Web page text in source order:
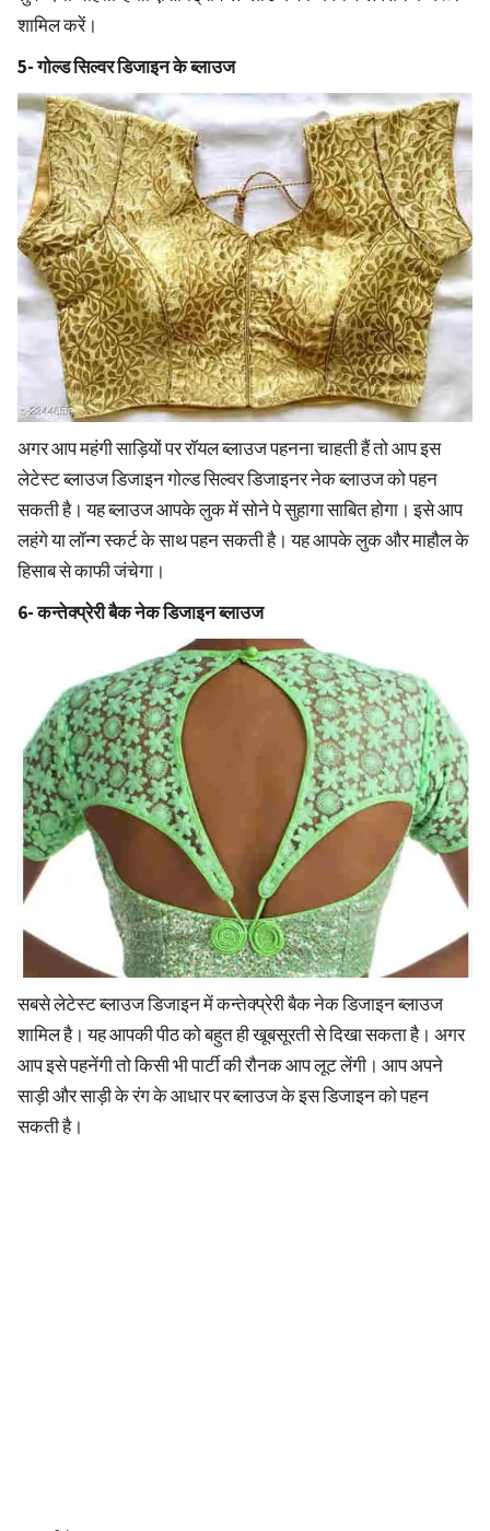
शामिल करें।
5- गोल्ड सिल्वर डिजाइन के ब्लाउज
अगर आप महंगी साड़ियों पर रॉयल ब्लाउज पहनना चाहती हैं तो आप इस
लेटेस्ट ब्लाउज डिजाइन गोल्ड सिल्वर डिजाइनर नेक ब्लाउज को पहन
सकती है। यह ब्लाउज आपके लुक में सोने पे सुहागा साबित होगा। इसे आप
लहंगे या लॉन्ग स्कर्ट के साथ पहन सकती है। यह आपके लुक और माहौल के
हिसाब से काफी जंचेगा।
6- कन्तेक्प्रेरी बैक नेक डिजाइन ब्लाउज
सबसे लेटेस्ट ब्लाउज डिजाइन में कन्तेक्प्रेरी बैक नेक डिजाइन ब्लाउज
शामिल है। यह आपकी पीठ को बहुत ही खूबसूरती से दिखा सकता है। अगर
आप इसे पहनेंगी तो किसी भी पार्टी की रौनक आप लूट लेंगी। आप अपने
साड़ी और साड़ी के रंग के आधार पर ब्लाउज के इस डिजाइन को पहन
सकती है।